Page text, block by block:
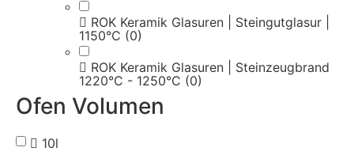
ROK Keramik Glasuren | Steingutglasur |
1150°C (0)
ROK Keramik Glasuren | Steinzeugbrand
1220°C - 1250°C (0)
Ofen Volumen
10l